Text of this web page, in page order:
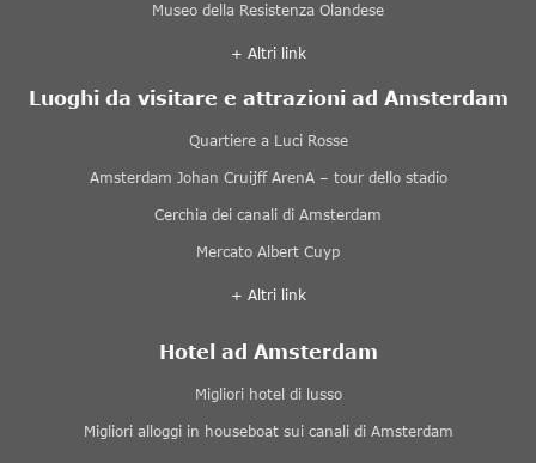
Museo della Resistenza Olandese
+ Altri link
Luoghi da visitare e attrazioni ad Amsterdam
Quartiere a Luci Rosse
Amsterdam Johan Cruijff ArenA – tour dello stadio
Cerchia dei canali di Amsterdam
Mercato Albert Cuyp
+ Altri link
Hotel ad Amsterdam
Migliori hotel di lusso
Migliori alloggi in houseboat sui canali di Amsterdam